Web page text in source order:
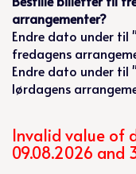
arrangementer?
Endre dato under til
fredagens
Endre dato under til
lørdagens
Invalid value of
09.08.2026 and